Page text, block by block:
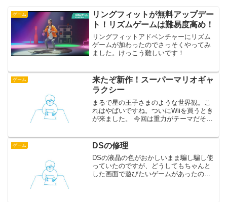
ゲーム
リングフィットが無料アップデー
ト！リズムゲームは難易度高め！
リングフィットアドベンチャーにリズム
ゲームが加わったのでさっそくやってみ
ました。けっこう難しいです！
ゲーム
来たぞ新作！スーパーマリオギャ
ラクシー
まるで星の王子さまのような世界観。こ
れはやばいですね。ついにWiiを買うとき
が来ました。 今回は重力がテーマだそう
を見る限り、けっこう難しそうですが
「初めて触る人でも楽...
ゲーム DSの修理
DSの液晶の色がおかしいまま騙し騙し使
っていたのですが、どうしてもちゃんと
した画面で遊びたいゲームがあったの